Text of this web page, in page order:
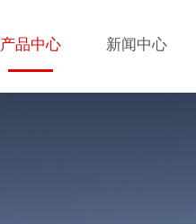
产品中心 新闻中心